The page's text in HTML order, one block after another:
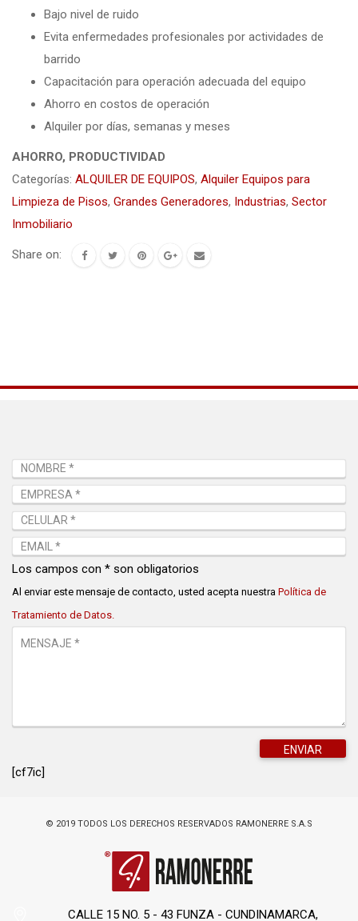
Bajo nivel de ruido
Evita enfermedades profesionales por actividades de
barrido
Capacitación para operación adecuada del equipo
Ahorro en costos de operación
Alquiler por días, semanas y meses
AHORRO, PRODUCTIVIDAD
Categorías: ALQUILER DE EQUIPOS, Alquiler Equipos para
Limpieza de Pisos, Grandes Generadores, Industrias, Sector
Inmobiliario
Share on:
Los campos con * son obligatorios
Al enviar este mensaje de contacto, usted acepta nuestra Política de
Tratamiento de Datos.
[cf7ic]
© 2019 TODOS LOS DERECHOS RESERVADOS RAMONERRE S.A.S
CALLE 15 NO. 5 - 43 FUNZA - CUNDINAMARCA,